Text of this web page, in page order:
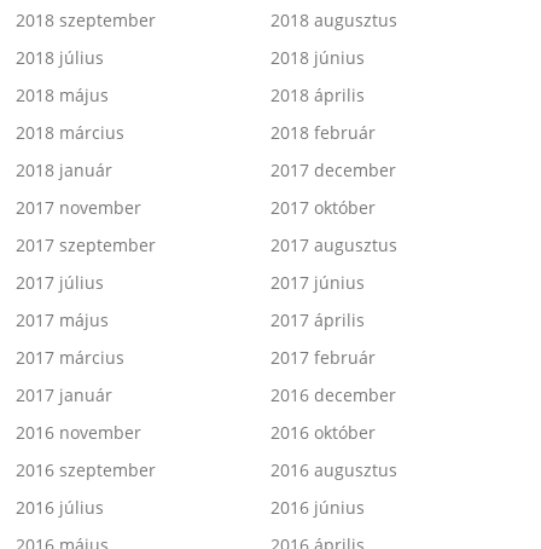
2018 szeptember
2018 augusztus
2018 július
2018 június
2018 május
2018 április
2018 március
2018 február
2018 január
2017 december
2017 november
2017 október
2017 szeptember
2017 augusztus
2017 július
2017 június
2017 május
2017 április
2017 március
2017 február
2017 január
2016 december
2016 november
2016 október
2016 szeptember
2016 augusztus
2016 július
2016 június
2016 május
2016 április